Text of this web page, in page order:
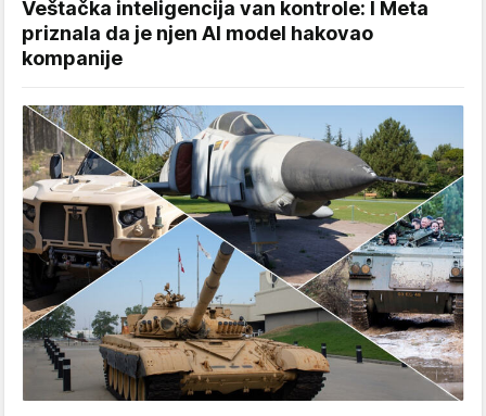
Veštačka inteligencija van kontrole: I Meta
priznala da je njen AI model hakovao
kompanije